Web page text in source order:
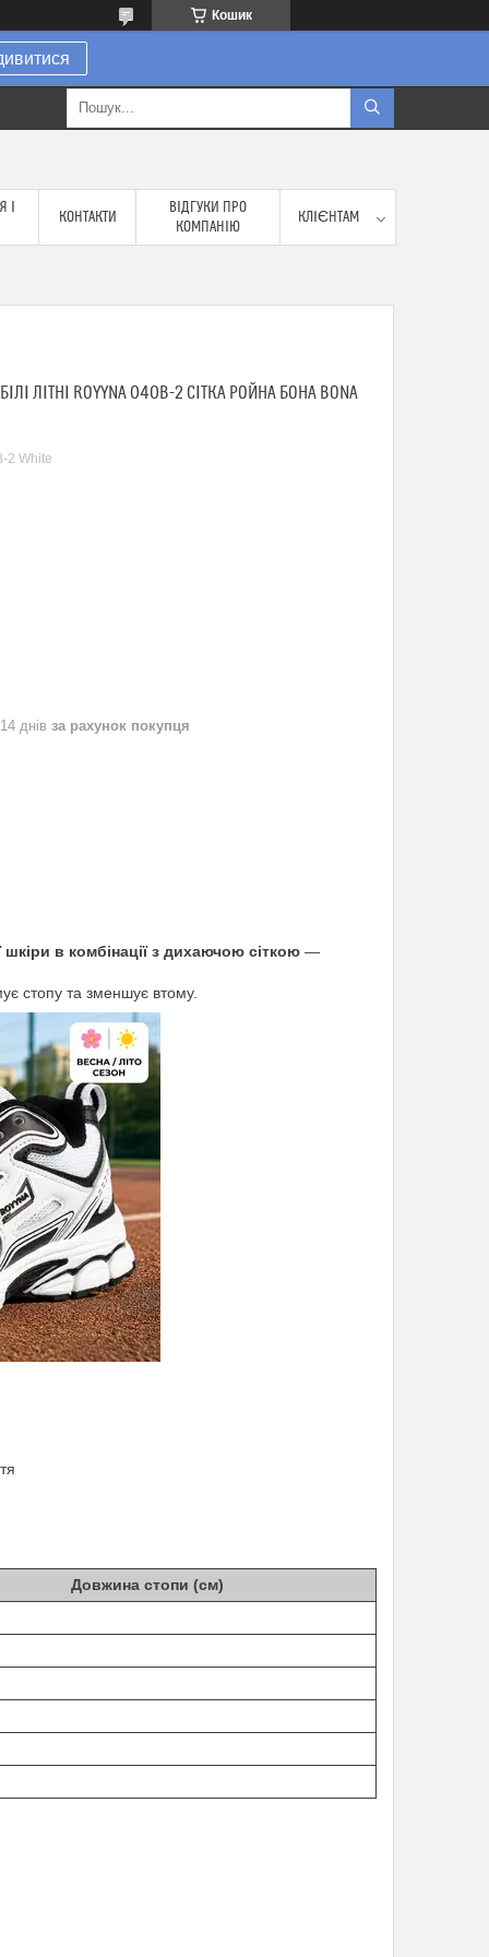
Кошик
КОНТАКТИ
ВІДГУКИ ПРО
КОМПАНІЮ
КЛІЄНТАМ
ЛІТНІ ROYYNA 040B-2 СІТКА РОЙНА БОНА BONA
2 White
днів за рахунок покупця
шкіри в комбінації з дихаючою сіткою —
стопу та зменшує втому.
Довжина стопи (см)